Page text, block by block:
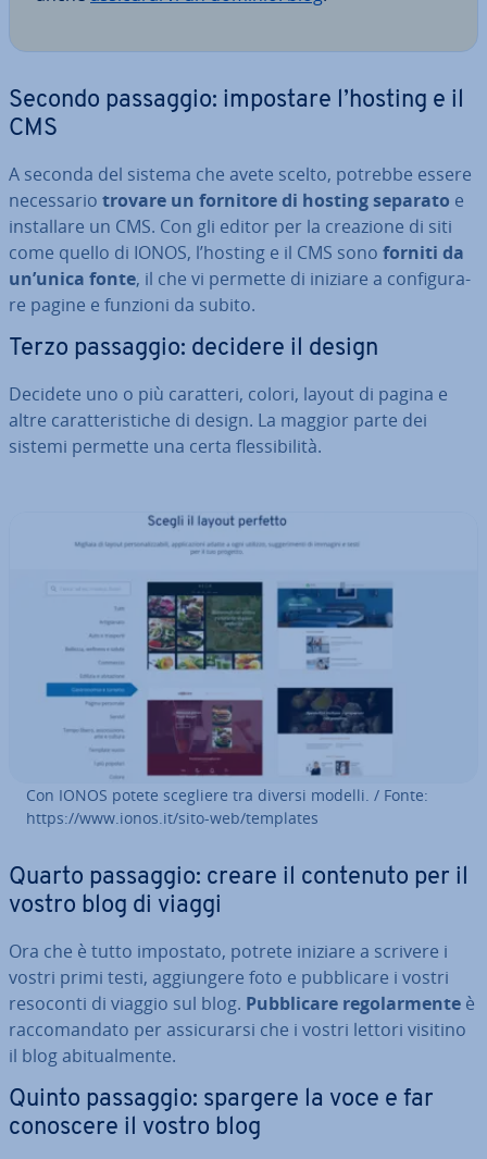
Secondo passaggio: impostare l’hosting e il
CMS
A seconda del sistema che avete scelto, potrebbe essere
ne­ces­sa­rio trovare un fornitore di hosting separato e
in­stal­la­re un CMS. Con gli editor per la creazione di siti
come quello di IONOS, l’hosting e il CMS sono forniti da
un’unica fonte, il che vi permette di iniziare a con­fi­gu­ra­
re pagine e funzioni da subito.
Terzo passaggio: decidere il design
Decidete uno o più caratteri, colori, layout di pagina e
altre ca­rat­te­ri­sti­che di design. La maggior parte dei
sistemi permette una certa fles­si­bi­li­tà.
Con IONOS potete scegliere tra diversi modelli. / Fonte:
https://www.ionos.it/sito-web/templates
Quarto passaggio: creare il contenuto per il
vostro blog di viaggi
Ora che è tutto impostato, potrete iniziare a scrivere i
vostri primi testi, ag­giun­ge­re foto e pub­bli­ca­re i vostri
resoconti di viaggio sul blog. Pub­bli­ca­re re­go­lar­men­te è
rac­co­man­da­to per as­si­cu­rar­si che i vostri lettori visitino
il blog abi­tual­men­te.
Quinto passaggio: spargere la voce e far
conoscere il vostro blog